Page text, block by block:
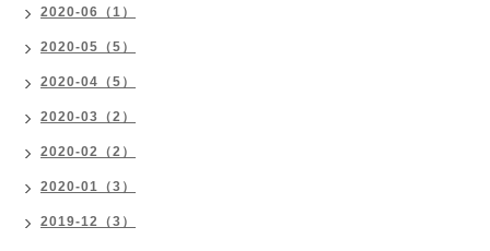
2020-06（1）
2020-05（5）
2020-04（5）
2020-03（2）
2020-02（2）
2020-01（3）
2019-12（3）